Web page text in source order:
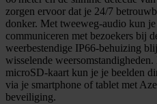
zorgen ervoor dat je 24/7
donker. Met tweeweg‑audio kun
communiceren met bezoekers bij
weerbestendige IP66‑behuizing
wisselende
microSD‑kaart kun je je beelden
via je smartphone of tablet met
beveiliging.